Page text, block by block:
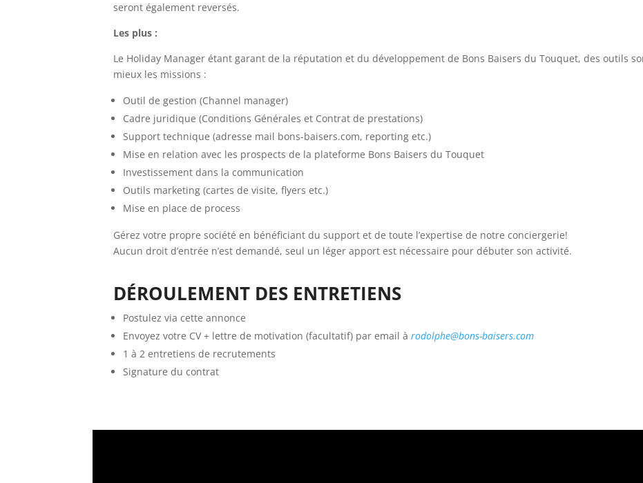
seront également reversés.
Les plus :
Le Holiday Manager étant garant de la réputation et du développement de Bons Baisers du Touquet, des outils
mieux les missions :
Outil de gestion (Channel manager)
Cadre juridique (Conditions Générales et Contrat de prestations)
Support technique (adresse mail bons-baisers.com, reporting etc.)
Mise en relation avec les prospects de la plateforme Bons Baisers du Touquet
Investissement dans la communication
Outils marketing (cartes de visite, flyers etc.)
Mise en place de process
Gérez votre propre société en bénéficiant du support et de toute l’expertise de notre conciergerie!
Aucun droit d’entrée n’est demandé, seul un léger apport est nécessaire pour débuter son activité.
DÉROULEMENT DES ENTRETIENS
Postulez via cette annonce
Envoyez votre CV + lettre de motivation (facultatif) par email àrodolphe@bons-baisers.com
1 à 2 entretiens de recrutements
Signature du contrat